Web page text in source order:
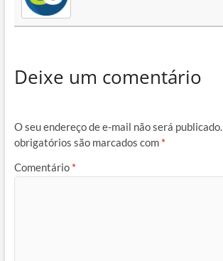
Deixe um comentário
O seu endereço de e-mail não será publicado.
obrigatórios são marcados com *
Comentário *